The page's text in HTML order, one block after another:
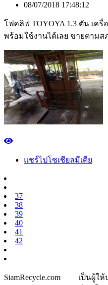
08/07/2018 17:48:12
โฟคลิฟ TOYOYA 1.3 ตัน เครื่
พร้อมใช้งานได้เลย ขายตามส
แชร์ไปโซเชียลมีเดีย
37
38
39
40
41
42
SiamRecycle.com เป็นผู้ให้